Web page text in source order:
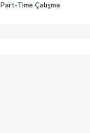
Part-Time Çalışma